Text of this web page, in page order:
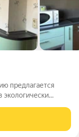
предлагается
экологически
шумных дорог. Во